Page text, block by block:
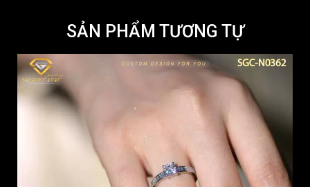
SẢN PHẨM TƯƠNG TỰ